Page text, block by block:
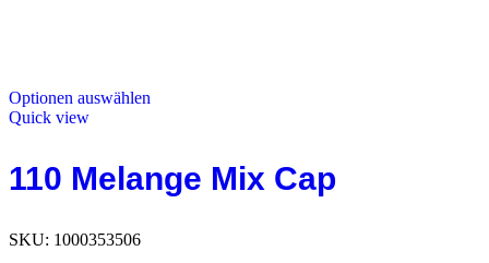
Optionen auswählen
Quick view
110 Melange Mix Cap
SKU: 1000353506